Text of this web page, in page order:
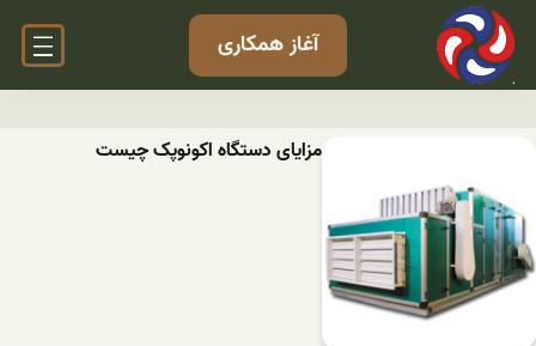
آغاز همکاری
مزایای دستگاه اکونوپک چیست